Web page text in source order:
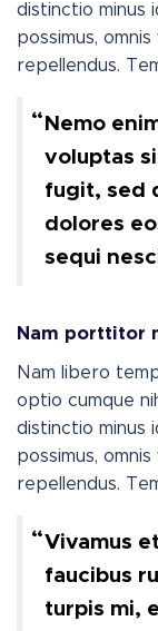
distinctio minus
possimus,
repellendus.
Nemo
voluptas
fugit, sed
dolores
sequi
Nam porttitor
Nam libero
optio cumque
distinctio minus
possimus,
repellendus.
Vivamus
faucibus
turpis mi,